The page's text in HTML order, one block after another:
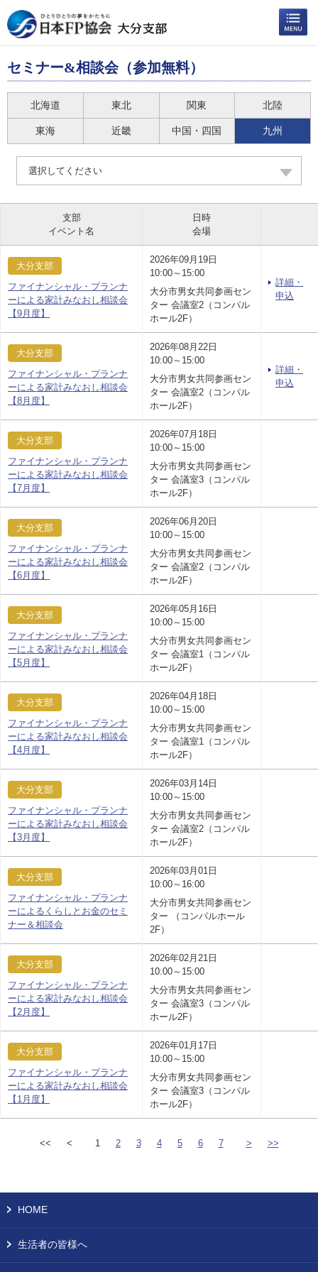
セミナー&相談会（参加無料）
北海道 東北 関東 北陸
東海 近畿 中国・四国 九州
選択してください
支部
イベント名
日時
会場
大分支部
ファイナンシャル・プランナ
ーによる家計みなおし相談会
【9月度】
2026年09月19日
10:00～15:00
大分市男女共同参画セン
ター 会議室2（コンパル
ホール2F）
詳細・
申込
大分支部
ファイナンシャル・プランナ
ーによる家計みなおし相談会
【8月度】
2026年08月22日
10:00～15:00
大分市男女共同参画セン
ター 会議室2（コンパル
ホール2F）
詳細・
申込
大分支部
ファイナンシャル・プランナ
ーによる家計みなおし相談会
【7月度】
2026年07月18日
10:00～15:00
大分市男女共同参画セン
ター 会議室3（コンパル
ホール2F）
大分支部
ファイナンシャル・プランナ
ーによる家計みなおし相談会
【6月度】
2026年06月20日
10:00～15:00
大分市男女共同参画セン
ター 会議室2（コンパル
ホール2F）
大分支部
ファイナンシャル・プランナ
ーによる家計みなおし相談会
【5月度】
2026年05月16日
10:00～15:00
大分市男女共同参画セン
ター 会議室1（コンパル
ホール2F）
大分支部
ファイナンシャル・プランナ
ーによる家計みなおし相談会
【4月度】
2026年04月18日
10:00～15:00
大分市男女共同参画セン
ター 会議室1（コンパル
ホール2F）
大分支部
ファイナンシャル・プランナ
ーによる家計みなおし相談会
【3月度】
2026年03月14日
10:00～15:00
大分市男女共同参画セン
ター 会議室2（コンパル
ホール2F）
大分支部
ファイナンシャル・プランナ
ーによるくらしとお金のセミ
ナー＆相談会
2026年03月01日
10:00～16:00
大分市男女共同参画セン
ター （コンパルホール
2F）
大分支部
ファイナンシャル・プランナ
ーによる家計みなおし相談会
【2月度】
2026年02月21日
10:00～15:00
大分市男女共同参画セン
ター 会議室3（コンパル
ホール2F）
大分支部
ファイナンシャル・プランナ
ーによる家計みなおし相談会
【1月度】
2026年01月17日
10:00～15:00
大分市男女共同参画セン
ター 会議室3（コンパル
ホール2F）
<< < 1 2 3 4 5 6 7 > >>
HOME
生活者の皆様へ